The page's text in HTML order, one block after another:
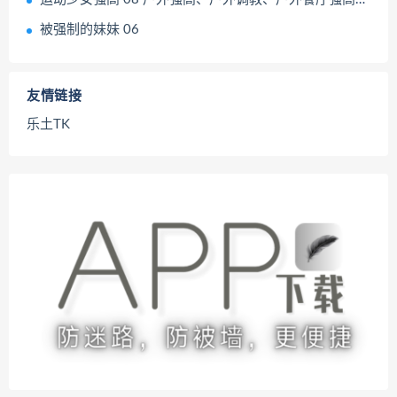
被强制的妹妹 06
友情链接
乐土TK